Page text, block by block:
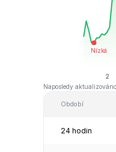
Naposledy
Období
24 hodin